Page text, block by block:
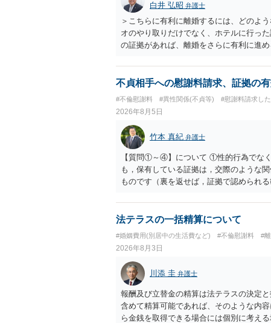
白井 弘昭 弁護士
＞こちらに有利に離婚するには、どのよ
オのやり取りだけでなく、ホテルに行っ
の証拠があれば、離婚をさらに有利に進
がありますので、ご注意ください。 以上
不貞相手への慰謝料請求、証拠の
#不倫慰謝料 #異性関係(不貞等) #慰謝料請求し
2026年8月5日
竹本 真紀 弁護士
【質問①～④】について ①性的行為でな
も，保有している証拠は，交際のような
ものです（裏を返せば，証拠で認められ
して，この点を考慮されることになるか
を検討するのがよいと思います。今ある
とが前提であり，その価値と夫との関係
れば，どのような内容の委任なのか不明
訴訟にするか，その点の見極めや，相手
かによって，考え方・進め方は変わって
払を拒否するのであれば，本人（行政書
に思います。減額で折り合えるなら本人
ば，訴訟に進むしかなくなるようにも思
法テラスの一括精算について
#婚姻費用(別居中の生活費など) #不倫慰謝料 #
2026年8月3日
川添 圭 弁護士
報酬及び立替金の精算は法テラスの決定
含めて精算可能であれば、そのような内
ら金銭を取得できる場合には個別に考え